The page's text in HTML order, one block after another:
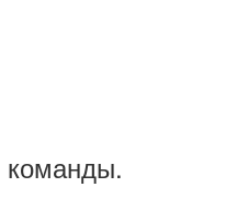
команды.